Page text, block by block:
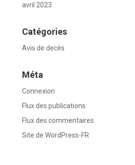
avril 2023
Catégories
Avis de decès
Méta
Connexion
Flux des publications
Flux des commentaires
Site de WordPress-FR